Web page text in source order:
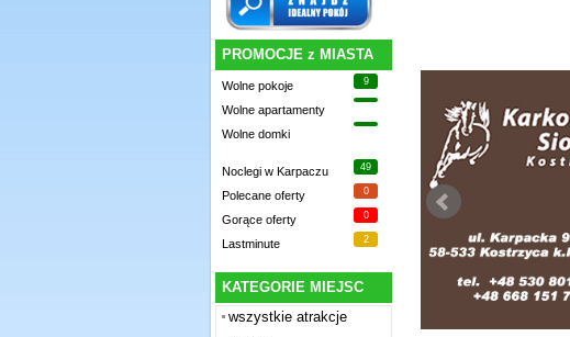
PROMOCJE z MIASTA
Wolne pokoje 9
Wolne apartamenty
Wolne domki
Noclegi w Karpaczu 49
Polecane oferty 0
Gorące oferty 0
Lastminute 2
KATEGORIE MIEJSC
wszystkie atrakcje